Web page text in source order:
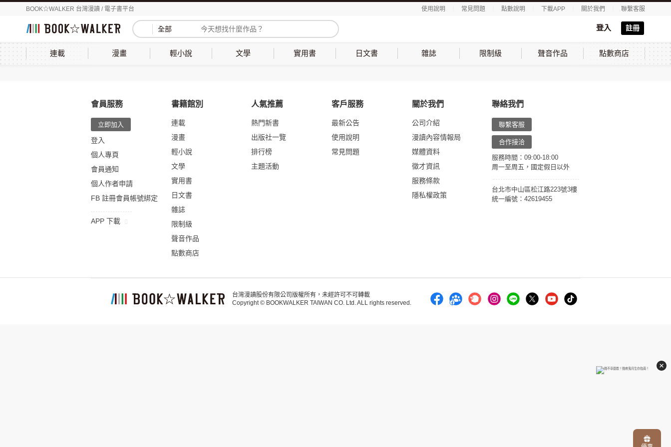
BOOK☆WALKER 台灣漫讀 / 電子書平台 使用說明 常見問題 點數說明 下載APP 關於我們 聯繫客服
全部 登入 註冊
連載 漫畫 輕小說 文學 實用書 日文書 雜誌 限制級 聲音作品 點數商店
會員服務
立即加入
登入
個人專頁
會員通知
個人作者申請
FB 註冊會員帳號綁定
APP 下載
書籍館別
連載
漫畫
輕小說
文學
實用書
日文書
雜誌
限制級
聲音作品
點數商店
人氣推薦
熱門新書
出版社一覽
排行榜
主題活動
客戶服務
最新公告
使用說明
常見問題
關於我們
公司介紹
漫讀內容情報局
媒體資料
徵才資訊
服務條款
隱私權政策
聯絡我們
聯繫客服
合作接洽
服務時間：09:00-18:00
周一至周五，國定假日以外
台北市中山區松江路223號3樓
統一編號：42619455
台灣漫讀股份有限公司版權所有，未經許可不可轉載
Copyright © BOOKWALKER TAIWAN CO. Ltd. ALL rights reserved.